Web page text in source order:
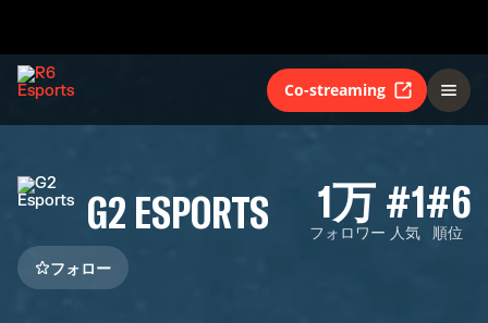
Co-streaming
G2 ESPORTS 1万
フォロワー
#1
人気
#6
順位
フォロー